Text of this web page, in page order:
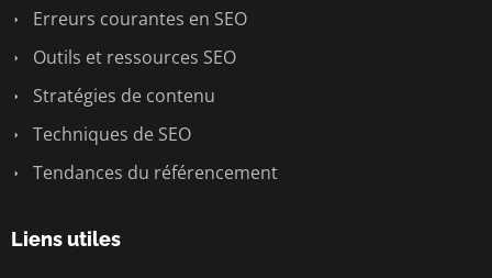
Erreurs courantes en SEO
Outils et ressources SEO
Stratégies de contenu
Techniques de SEO
Tendances du référencement
Liens utiles